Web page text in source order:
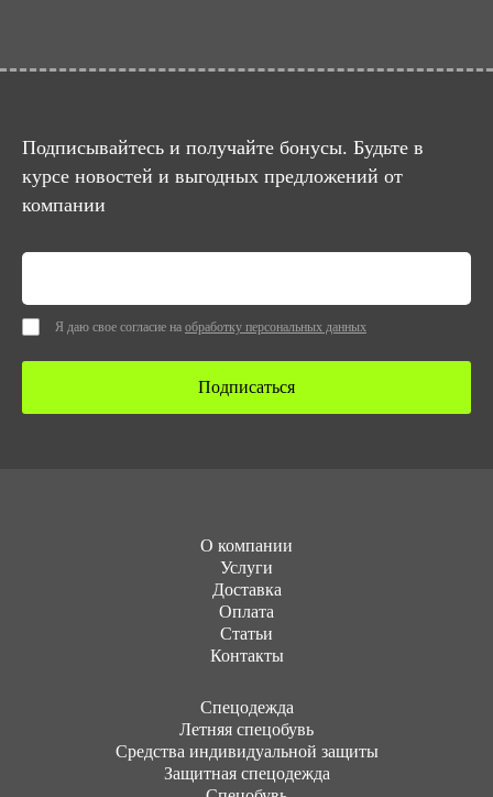
Подписывайтесь и получайте бонусы. Будьте в
курсе новостей и выгодных предложений от
компании
Я даю свое согласие на обработку персональных данных
Подписаться
О компании
Услуги
Доставка
Оплата
Статьи
Контакты
Cпецодежда
Летняя спецобувь
Средства индивидуальной защиты
Защитная спецодежда